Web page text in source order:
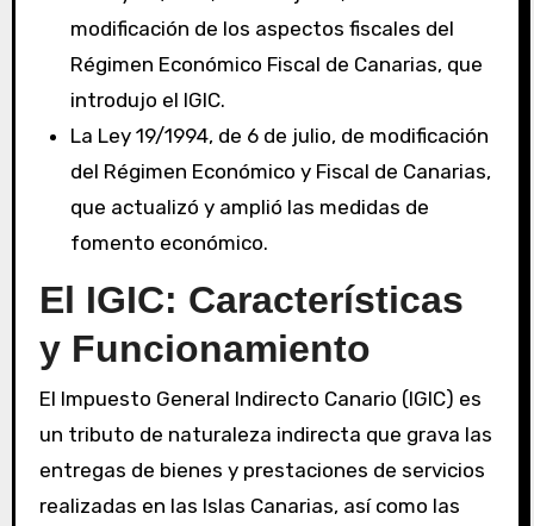
modificación de los aspectos fiscales del
Régimen Económico Fiscal de Canarias, que
introdujo el IGIC.
La Ley 19/1994, de 6 de julio, de modificación
del Régimen Económico y Fiscal de Canarias,
que actualizó y amplió las medidas de
fomento económico.
El IGIC: Características
y Funcionamiento
El Impuesto General Indirecto Canario (IGIC) es
un tributo de naturaleza indirecta que grava las
entregas de bienes y prestaciones de servicios
realizadas en las Islas Canarias, así como las